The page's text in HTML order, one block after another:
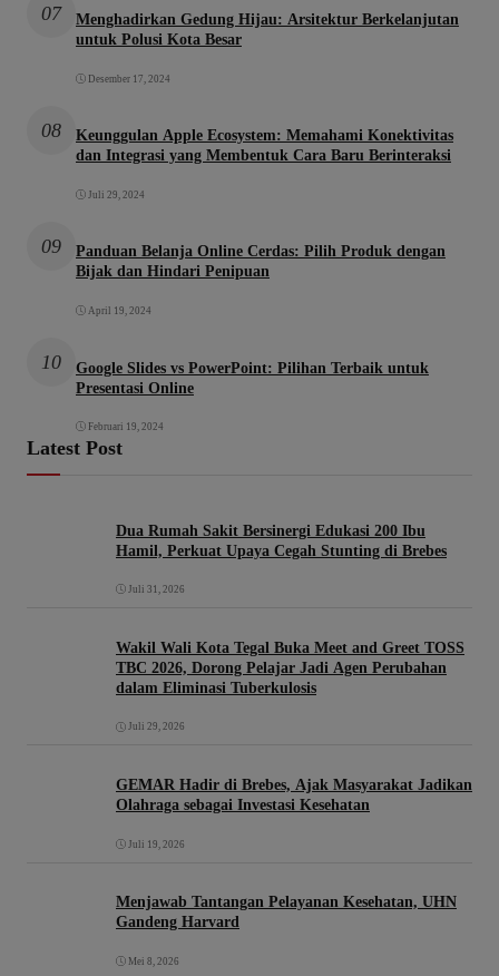
07
Menghadirkan Gedung Hijau: Arsitektur Berkelanjutan
untuk Polusi Kota Besar
Desember 17, 2024
08
Keunggulan Apple Ecosystem: Memahami Konektivitas
dan Integrasi yang Membentuk Cara Baru Berinteraksi
Juli 29, 2024
09
Panduan Belanja Online Cerdas: Pilih Produk dengan
Bijak dan Hindari Penipuan
April 19, 2024
10
Google Slides vs PowerPoint: Pilihan Terbaik untuk
Presentasi Online
Februari 19, 2024
Latest Post
Dua Rumah Sakit Bersinergi Edukasi 200 Ibu
Hamil, Perkuat Upaya Cegah Stunting di Brebes
Juli 31, 2026
Wakil Wali Kota Tegal Buka Meet and Greet TOSS
TBC 2026, Dorong Pelajar Jadi Agen Perubahan
dalam Eliminasi Tuberkulosis
Juli 29, 2026
GEMAR Hadir di Brebes, Ajak Masyarakat Jadikan
Olahraga sebagai Investasi Kesehatan
Juli 19, 2026
Menjawab Tantangan Pelayanan Kesehatan, UHN
Gandeng Harvard
Mei 8, 2026